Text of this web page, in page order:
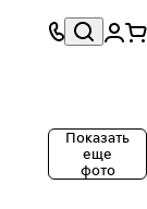
Показать
еще
фото